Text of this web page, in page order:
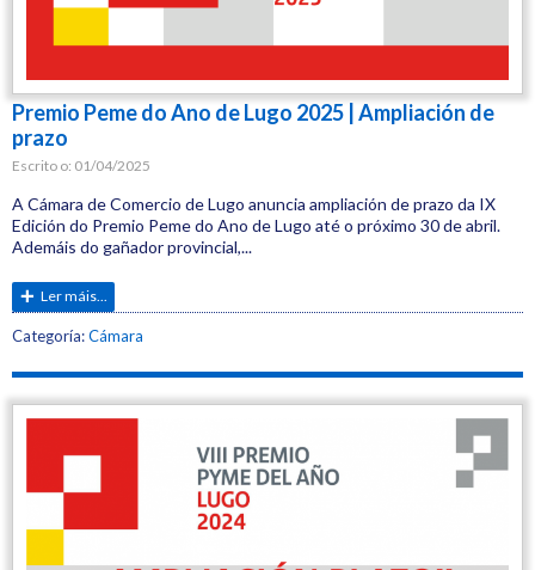
Premio Peme do Ano de Lugo 2025 | Ampliación de
prazo
Escrito o: 01/04/2025
A Cámara de Comercio de Lugo anuncia ampliación de prazo da IX
Edición do Premio Peme do Ano de Lugo até o próximo 30 de abril.
Ademáis do gañador provincial,...
Ler máis...
Categoría:Cámara
Etiquetas:
Comercio
premios